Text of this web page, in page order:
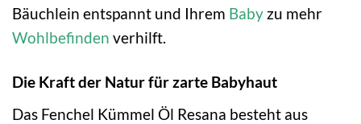
Bäuchlein entspannt und Ihrem Baby zu mehr
Wohlbefinden verhilft.
Die Kraft der Natur für zarte Babyhaut
Das Fenchel Kümmel Öl Resana besteht aus